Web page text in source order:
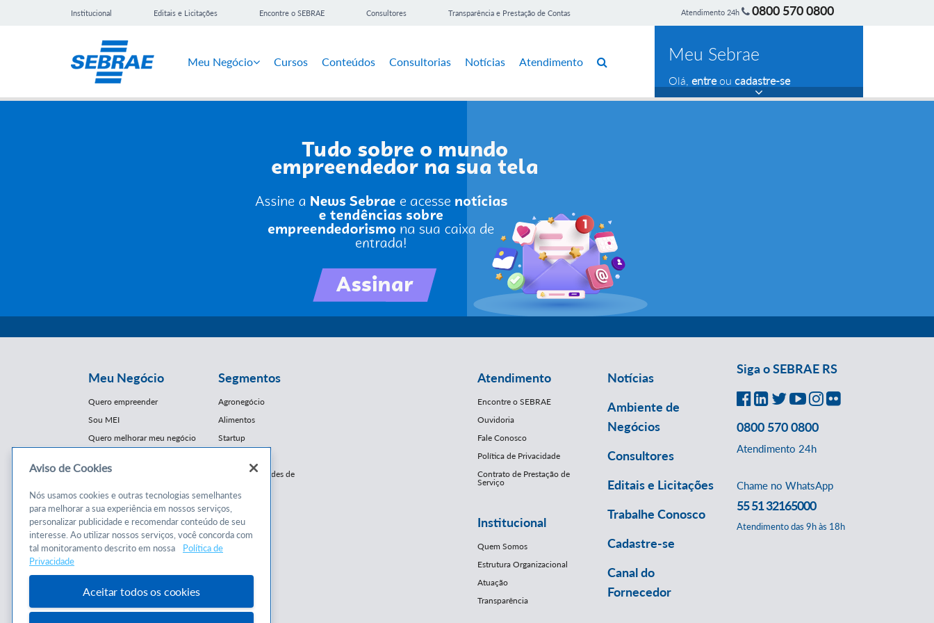
Institucional Editais e Licitações Encontre o SEBRAE Consultores Transparência e Prestação de Contas Atendimento 24h 0800 570 0800
Meu Negócio Cursos Conteúdos Consultorias Notícias Atendimento Meu Sebrae
Olá, entreou cadastre-se
Meu Negócio
Quero empreender
Sou MEI
Quero melhorar meu negócio
Cursos e
Conteúdos
Cursos
Consultorias
Programas
Segmentos
Agronegócio
Alimentos
Startup
Franquias / Redes de
Moda
Moveleiro
Saúde
Turismo
Mercopar
Atendimento
Encontre o SEBRAE
Ouvidoria
Fale Conosco
Política de Privacidade
Contrato de Prestação de
Serviço
Institucional
Quem Somos
Estrutura Organizacional
Atuação
Transparência
Notícias
Ambiente de
Negócios
Consultores
Editais e Licitações
Trabalhe Conosco
Cadastre-se
Canal do
Fornecedor
Siga o SEBRAE RS
0800 570 0800
Atendimento 24h
Chame no WhatsApp
55 51 32165000
Atendimento das 9h às 18h
Aviso de Cookies
Nós usamos cookies e outras tecnologias semelhantes
para melhorar a sua experiência em nossos serviços,
personalizar publicidade e recomendar conteúdo de seu
interesse. Ao utilizar nossos serviços, você concorda com
tal monitoramento descrito em nossa
Política de
Privacidade
Aceitar todos os cookies